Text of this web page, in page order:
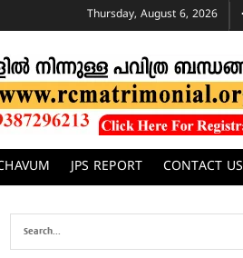
Thursday, August 6, 2026
JPS REPORT CONTACT US